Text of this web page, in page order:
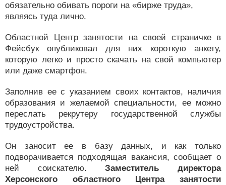
обязательно обивать пороги на «бирже труда»,
являясь туда лично.
Областной Центр занятости на своей страничке в
Фейсбук опубликовал для них короткую анкету,
которую легко и просто скачать на свой компьютер
или даже смартфон.
Заполнив ее с указанием своих контактов, наличия
образования и желаемой специальности, ее можно
переслать рекрутеру государственной службы
трудоустройства.
Он заносит ее в базу данных, и как только
подворачивается подходящая вакансия, сообщает о
ней соискателю. Заместитель директора
Херсонского областного Центра занятости